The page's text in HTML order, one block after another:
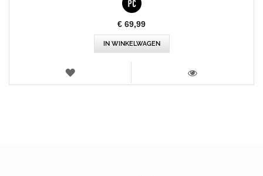
€ 69,99
IN WINKELWAGEN
VERLANGLIJST
WEERGEVEN